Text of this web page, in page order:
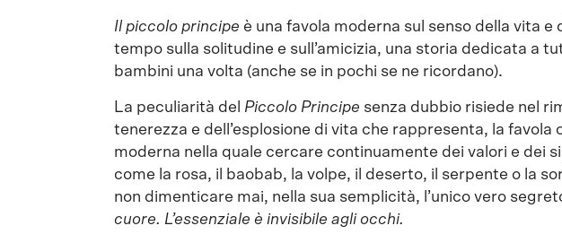
Il piccolo principe è una favola moderna sul senso della vita
tempo sulla solitudine e sull’amicizia, una storia dedicata a
bambini una volta (anche se in pochi se ne ricordano).
La peculiarità del Piccolo Principe senza dubbio risiede nel
tenerezza e dell’esplosione di vita che rappresenta, la favola
moderna nella quale cercare continuamente dei valori e dei
come la rosa, il baobab, la volpe, il deserto, il serpente o la
non dimenticare mai, nella sua semplicità, l’unico vero
cuore. L’essenziale è invisibile agli occhi.